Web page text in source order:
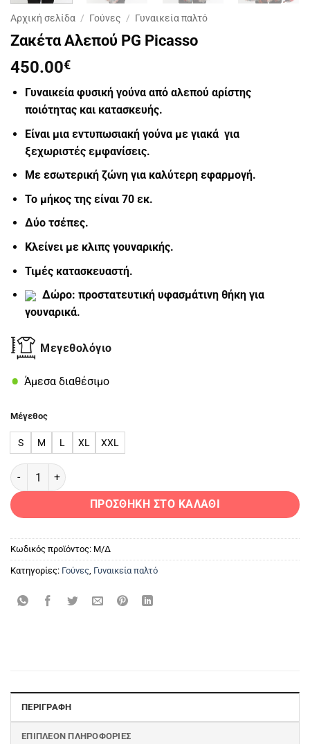
Αρχική σελίδα / Γούνες / Γυναικεία παλτό
Ζακέτα Αλεπού PG Picasso
450.00€
Γυναικεία φυσική γούνα από αλεπού αρίστης
ποιότητας και κατασκευής.
Είναι μια εντυπωσιακή γούνα με γιακά για
ξεχωριστές εμφανίσεις.
Με εσωτερική ζώνη για καλύτερη εφαρμογή.
Το μήκος της είναι 70 εκ.
Δύο τσέπες.
Κλείνει με κλιπς γουναρικής.
Τιμές κατασκευαστή.
Δώρο: προστατευτική υφασμάτινη θήκη για
γουναρικά.
Μεγεθολόγιο
Άμεσα διαθέσιμο
Μέγεθος
S M L XL XXL
Ζακέτα Αλεπού PG Picasso ποσότητα
ΠΡΟΣΘΉΚΗ ΣΤΟ ΚΑΛΆΘΙ
Κωδικός προϊόντος: Μ/Δ
Κατηγορίες: Γούνες, Γυναικεία παλτό
ΠΕΡΙΓΡΑΦΉ
ΕΠΙΠΛΈΟΝ ΠΛΗΡΟΦΟΡΊΕΣ